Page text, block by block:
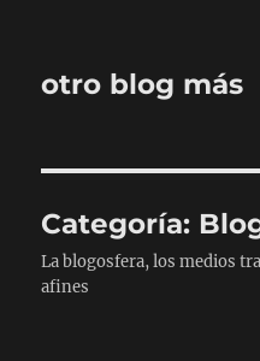
otro blog más
Categoría:
La blogosfera, los medios
afines